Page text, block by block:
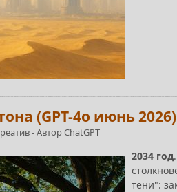
(GPT-4o июнь 2026)
-Автор ChatGPT
2034 год
тени":